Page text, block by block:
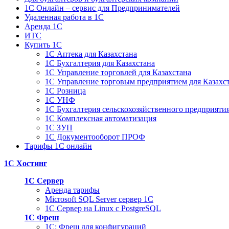
1C Онлайн – сервис для Предпринимателей
Удаленная работа в 1С
Аренда 1С
ИТС
Купить 1С
1С Аптека для Казахстана
1С Бухгалтерия для Казахстана
1С Управление торговлей для Казахстана
1С Управление торговым предприятием для
1С Розница
1С УНФ
1С Бухгалтерия сельскохозяйственного
1С Комплексная автоматизация
1С ЗУП
1С Документооборот ПРОФ
Тарифы 1С онлайн
1С Хостинг
1С Сервер
Аренда тарифы
Microsoft SQL Server сервер 1С
1С Сервер на Linux c PostgreSQL
1С Фреш
1С: Фреш для конфигураций